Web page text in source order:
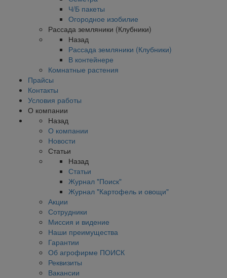
Ч/Б пакеты
Огородное изобилие
Рассада земляники (Клубники)
Назад
Рассада земляники (Клубники)
В контейнере
Комнатные растения
Прайсы
Контакты
Условия работы
О компании
Назад
О компании
Новости
Статьи
Назад
Статьи
Журнал "Поиск"
Журнал "Картофель и овощи"
Акции
Сотрудники
Миссия и видение
Наши преимущества
Гарантии
Об агрофирме ПОИСК
Реквизиты
Вакансии